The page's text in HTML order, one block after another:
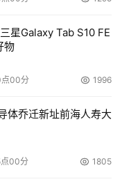
款手机中，每种存储
闪存，47Mb的
以及140Mb的
闪存产品的公司。
闪存产品系列，在
市场得到广泛应用。
星Galaxy Tab S10 FE
物
00分 1996
体乔迁新址前海人寿大
00分 1805